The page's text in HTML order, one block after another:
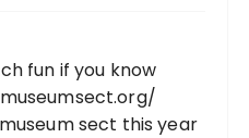
fun if you know
sect this year